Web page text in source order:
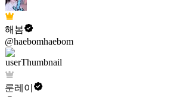
해봄
@haebomhaebom
룬레이